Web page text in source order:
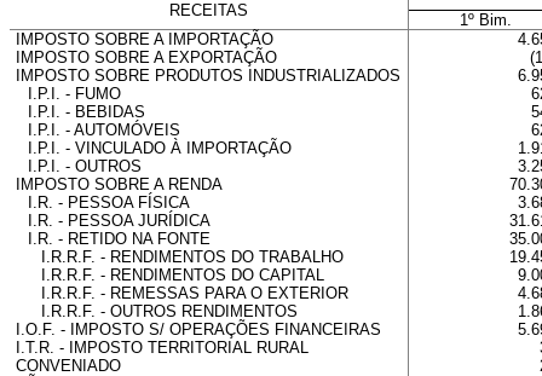
RECEITAS
1º Bim.
IMPOSTO SOBRE A IMPORTAÇÃO
IMPOSTO SOBRE A EXPORTAÇÃO
IMPOSTO SOBRE PRODUTOS INDUSTRIALIZADOS
I.P.I. - FUMO
I.P.I. - BEBIDAS
I.P.I. - AUTOMÓVEIS
I.P.I. - VINCULADO À IMPORTAÇÃO
I.P.I. - OUTROS
IMPOSTO SOBRE A RENDA
I.R. - PESSOA FÍSICA
I.R. - PESSOA JURÍDICA
I.R. - RETIDO NA FONTE
I.R.R.F. - RENDIMENTOS DO TRABALHO
I.R.R.F. - RENDIMENTOS DO CAPITAL
I.R.R.F. - REMESSAS PARA O EXTERIOR
I.R.R.F. - OUTROS RENDIMENTOS
I.O.F. - IMPOSTO S/ OPERAÇÕES FINANCEIRAS
I.T.R. - IMPOSTO TERRITORIAL RURAL
CONVENIADO